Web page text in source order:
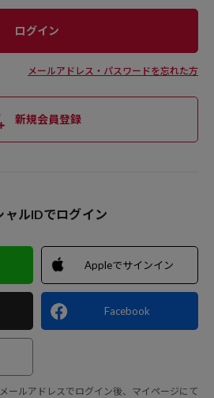
メールアドレス・パスワードを忘れた方
新規会員登録
ャルIDでログイン
Appleでサインイン
Facebook
ールアドレスでログイン後、マイページにて